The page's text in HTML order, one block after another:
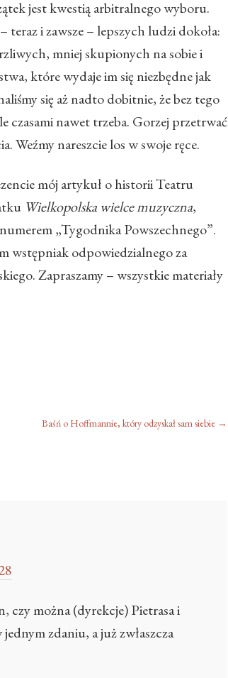
jest kwestią arbitralnego wyboru.
i zawsze – lepszych ludzi dokoła:
mniej skupionych na sobie i
które wydaje im się niezbędne jak
się aż nadto dobitnie, że bez tego
czasami nawet trzeba. Gorzej przetrwać
Weźmy nareszcie los w swoje ręce.
mój artykuł o historii Teatru
Wielkopolska wielce muzyczna,
„Tygodnika Powszechnego”.
wstępniak odpowiedzialnego za
Zapraszamy – wszystkie materiały
Baśń o Hoffmannie, który odzyskał sam siebie →
czy można (dyrekcje) Pietrasa i
zdaniu, a już zwłaszcza